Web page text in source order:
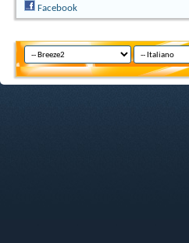
Facebook